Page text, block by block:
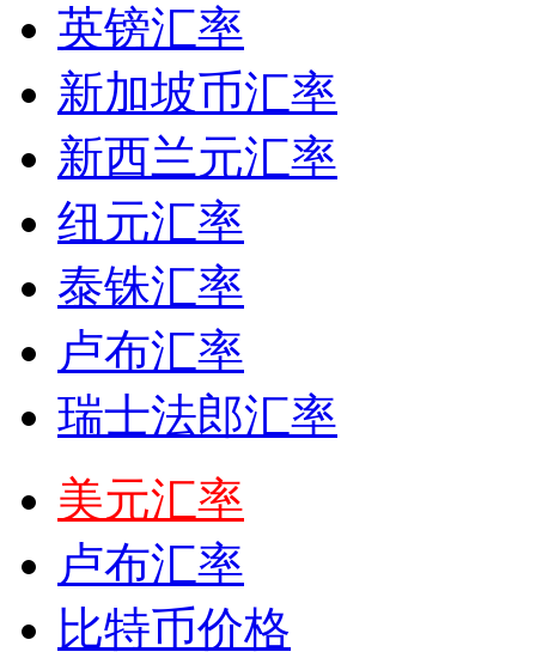
英镑汇率
新加坡币汇率
新西兰元汇率
纽元汇率
泰铢汇率
卢布汇率
瑞士法郎汇率
美元汇率
卢布汇率
比特币价格